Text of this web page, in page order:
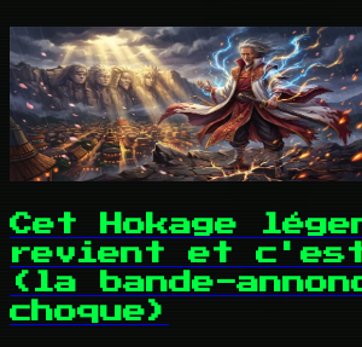
Cet Hokage
revient et c'est
(la bande-
choque)